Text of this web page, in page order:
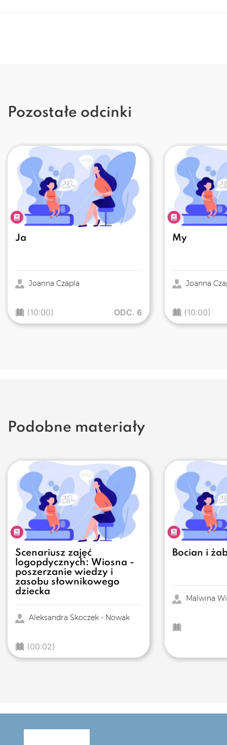
Pozostałe odcinki
Ja
Joanna Czapla
(10:00) ODC. 6
My
Joanna
(10:00)
Podobne materiały
Scenariusz zajęć
logopdycznych: Wiosna -
poszerzanie wiedzy i
zasobu słownikowego
dziecka
Aleksandra Skoczek - Nowak
(00:02)
Bocian i
Malwina